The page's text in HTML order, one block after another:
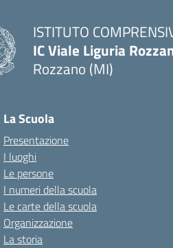
ISTITUTO
IC Viale Liguria
Rozzano (MI)
La Scuola
Presentazione
I luoghi
Le persone
I numeri della scuola
Le carte della scuola
Organizzazione
La storia